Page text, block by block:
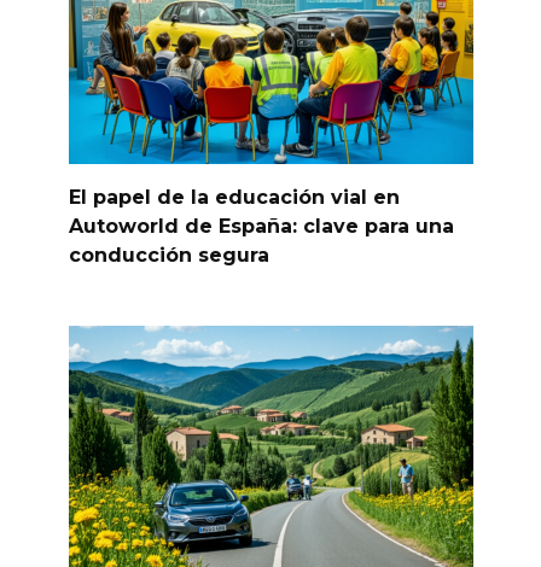
El papel de la educación vial en
Autoworld de España: clave para una
conducción segura